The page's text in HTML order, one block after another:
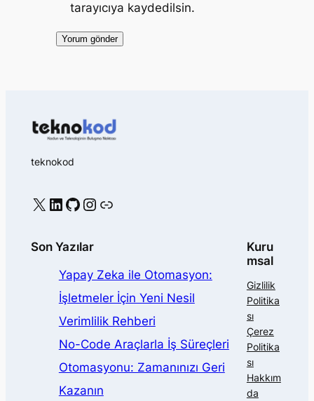
tarayıcıya kaydedilsin.
teknokod
X LinkedIn GitHub Instagram Bağlantı
Son Yazılar
Yapay Zeka ile Otomasyon:
İşletmeler İçin Yeni Nesil
Verimlilik Rehberi
No-Code Araçlarla İş Süreçleri
Otomasyonu: Zamanınızı Geri
Kazanın
Kuru
msal
Gizlilik
Politika
sı
Çerez
Politika
sı
Hakkım
da